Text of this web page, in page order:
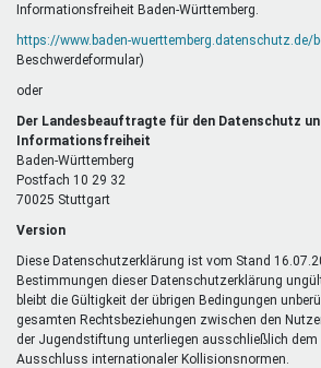
Informationsfreiheit Baden-Württemberg.
https://www.baden-wuerttemberg.datenschutz.de/
Beschwerdeformular)
oder
Der Landesbeauftragte für den Datenschutz
Informationsfreiheit
Baden-Württemberg
Postfach 10 29 32
70025 Stuttgart
Version
Diese Datenschutzerklärung ist vom Stand
Bestimmungen dieser Datenschutzerklärung
bleibt die Gültigkeit der übrigen Bedingungen
gesamten Rechtsbeziehungen zwischen den
der Jugendstiftung unterliegen ausschließlich dem
Ausschluss internationaler Kollisionsnormen.